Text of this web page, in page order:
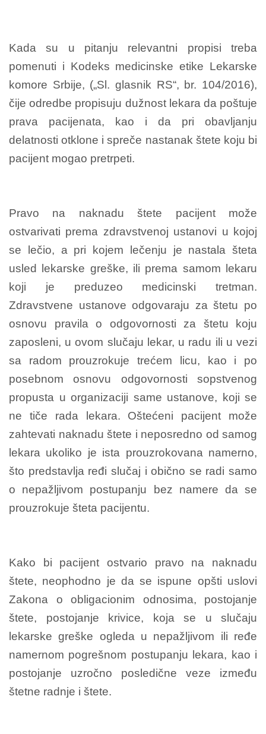
Kada su u pitanju relevantni propisi treba
pomenuti i Kodeks medicinske etike Lekarske
komore Srbije, („Sl. glasnik RS“, br. 104/2016),
čije odredbe propisuju dužnost lekara da poštuje
prava pacijenata, kao i da pri obavljanju
delatnosti otklone i spreče nastanak štete koju bi
pacijent mogao pretrpeti.
Pravo na naknadu štete pacijent može
ostvarivati prema zdravstvenoj ustanovi u kojoj
se lečio, a pri kojem lečenju je nastala šteta
usled lekarske greške, ili prema samom lekaru
koji je preduzeo medicinski tretman.
Zdravstvene ustanove odgovaraju za štetu po
osnovu pravila o odgovornosti za štetu koju
zaposleni, u ovom slučaju lekar, u radu ili u vezi
sa radom prouzrokuje trećem licu, kao i po
posebnom osnovu odgovornosti sopstvenog
propusta u organizaciji same ustanove, koji se
ne tiče rada lekara. Oštećeni pacijent može
zahtevati naknadu štete i neposredno od samog
lekara ukoliko je ista prouzrokovana namerno,
što predstavlja ređi slučaj i obično se radi samo
o nepažljivom postupanju bez namere da se
prouzrokuje šteta pacijentu.
Kako bi pacijent ostvario pravo na naknadu
štete, neophodno je da se ispune opšti uslovi
Zakona o obligacionim odnosima, postojanje
štete, postojanje krivice, koja se u slučaju
lekarske greške ogleda u nepažljivom ili ređe
namernom pogrešnom postupanju lekara, kao i
postojanje uzročno posledične veze između
štetne radnje i štete.